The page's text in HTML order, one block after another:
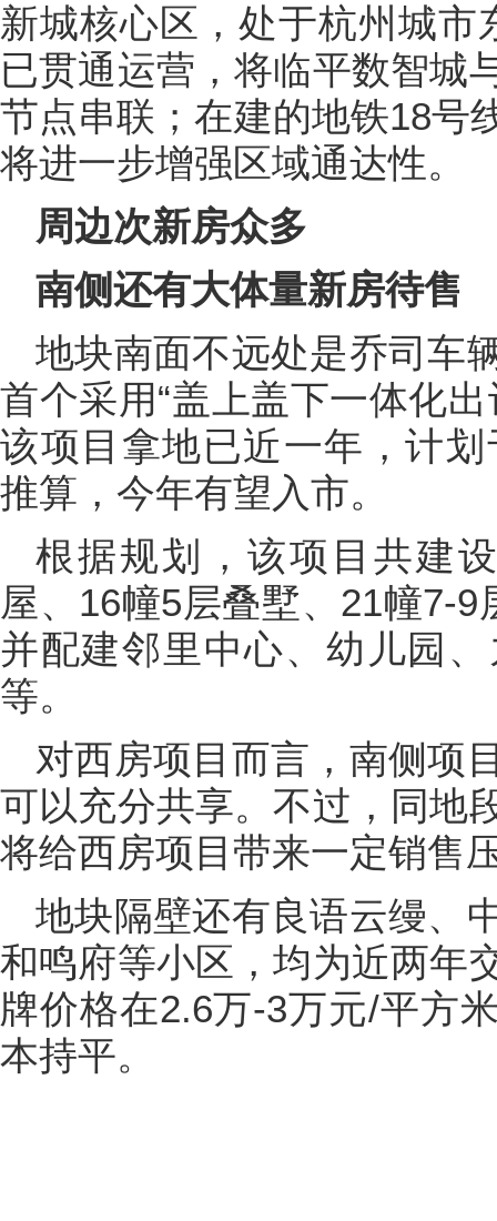
新城核心区，处于杭州城
已贯通运营，将临平数智城
节点串联；在建的地铁18号
将进一步增强区域通达性。
周边次新房众多
南侧还有大体量新房待售
地块南面不远处是乔司车
首个采用“盖上盖下一体化
该项目拿地已近一年，计
推算，今年有望入市。
根据规划，该项目共建
屋、16幢5层叠墅、21幢7-
并配建邻里中心、幼儿园
等。
对西房项目而言，南侧项
可以充分共享。不过，同地
将给西房项目带来一定销售
地块隔壁还有良语云缦、
和鸣府等小区，均为近两年
牌价格在2.6万-3万元/平方
本持平。